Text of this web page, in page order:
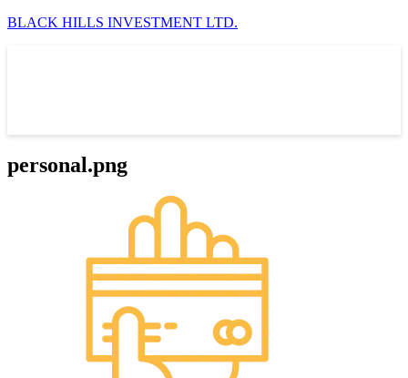
BLACK HILLS INVESTMENT LTD.
personal.png